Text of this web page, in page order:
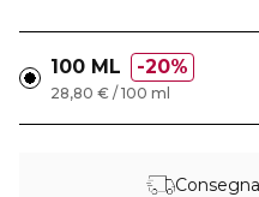
100 ML 20%
28,80 € / 100 ml